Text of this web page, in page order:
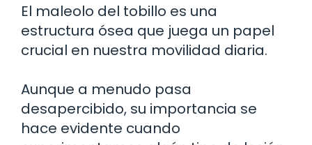
El maleolo del tobillo es una
estructura ósea que juega un papel
crucial en nuestra movilidad diaria.
Aunque a menudo pasa
desapercibido, su importancia se
hace evidente cuando